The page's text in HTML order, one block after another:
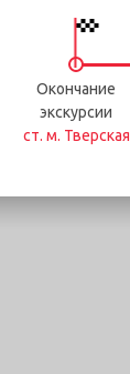
Окончание
экскурсии
ст. м. Тверская